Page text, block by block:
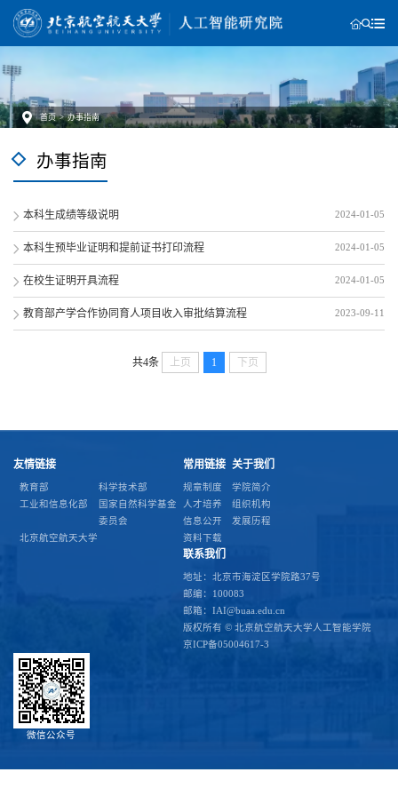
首页 > 办事指南
办事指南
本科生成绩等级说明 2024-01-05
本科生预毕业证明和提前证书打印流程 2024-01-05
在校生证明开具流程 2024-01-05
教育部产学合作协同育人项目收入审批结算流程 2023-09-11
共4条 上页 1 下页
友情链接
教育部
科学技术部
工业和信息化部
国家自然科学基金
委员会
北京航空航天大学
常用链接
规章制度
人才培养
信息公开
资料下载
关于我们
学院简介
组织机构
发展历程
联系我们
地址：北京市海淀区学院路37号
邮编：100083
邮箱：IAI@buaa.edu.cn
版权所有 © 北京航空航天大学人工智能学院
京ICP备05004617-3
微信公众号